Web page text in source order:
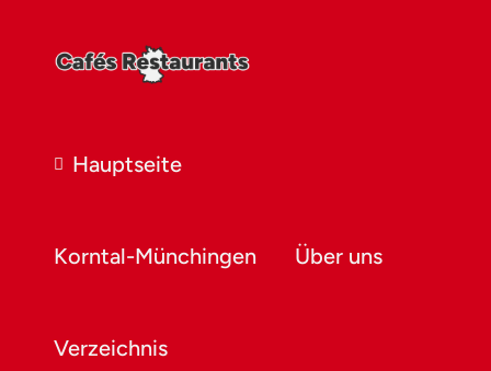
Hauptseite
Korntal-Münchingen Über uns
Verzeichnis